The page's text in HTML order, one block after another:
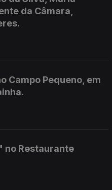
da Câmara,
Campo Pequeno, em
no Restaurante